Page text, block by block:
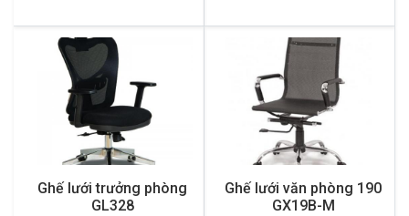
Ghế lưới trưởng phòng
GL328
Ghế lưới văn phòng 190
GX19B-M